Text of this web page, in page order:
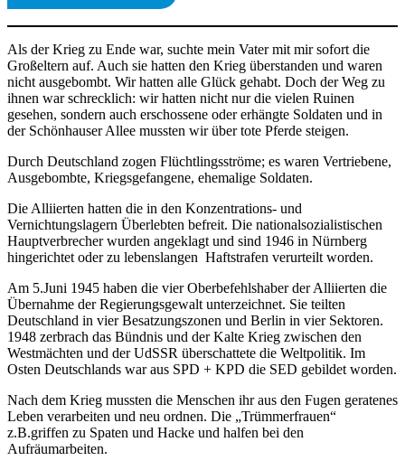
Als der Krieg zu Ende war, suchte mein Vater mit mir sofort die
Großeltern auf. Auch sie hatten den Krieg überstanden und waren
nicht ausgebombt. Wir hatten alle Glück gehabt. Doch der Weg zu
ihnen war schrecklich: wir hatten nicht nur die vielen Ruinen
gesehen, sondern auch erschossene oder erhängte Soldaten und in
der Schönhauser Allee mussten wir über tote Pferde steigen.
Durch Deutschland zogen Flüchtlingsströme; es waren Vertriebene,
Ausgebombte, Kriegsgefangene, ehemalige Soldaten.
Die Alliierten hatten die in den Konzentrations- und
Vernichtungslagern Überlebten befreit. Die nationalsozialistischen
Hauptverbrecher wurden angeklagt und sind 1946 in Nürnberg
hingerichtet oder zu lebenslangen Haftstrafen verurteilt worden.
Am 5.Juni 1945 haben die vier Oberbefehlshaber der Alliierten die
Übernahme der Regierungsgewalt unterzeichnet. Sie teilten
Deutschland in vier Besatzungszonen und Berlin in vier Sektoren.
1948 zerbrach das Bündnis und der Kalte Krieg zwischen den
Westmächten und der UdSSR überschattete die Weltpolitik. Im
Osten Deutschlands war aus SPD + KPD die SED gebildet worden.
Nach dem Krieg mussten die Menschen ihr aus den Fugen geratenes
Leben verarbeiten und neu ordnen. Die „Trümmerfrauen“
z.B.griffen zu Spaten und Hacke und halfen bei den
Aufräumarbeiten.